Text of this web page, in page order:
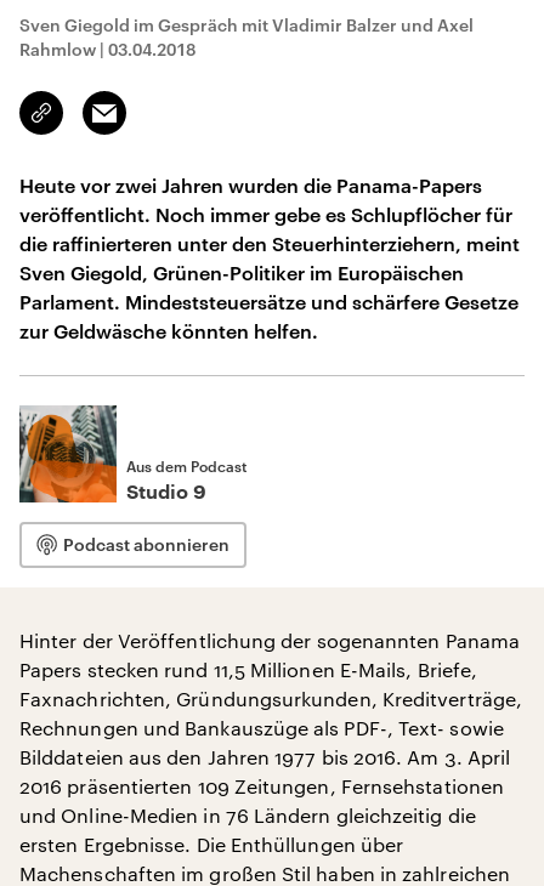
Sven Giegold im Gespräch mit Vladimir Balzer und Axel
Rahmlow | 03.04.2018
Link
kopieren/teilen
Email
Heute vor zwei Jahren wurden die Panama-Papers
veröffentlicht. Noch immer gebe es Schlupflöcher für
die raffinierteren unter den Steuerhinterziehern, meint
Sven Giegold, Grünen-Politiker im Europäischen
Parlament. Mindeststeuersätze und schärfere Gesetze
zur Geldwäsche könnten helfen.
Aus dem Podcast
Studio 9
Podcast abonnieren
Hinter der Veröffentlichung der sogenannten Panama
Papers stecken rund 11,5 Millionen E-Mails, Briefe,
Faxnachrichten, Gründungsurkunden, Kreditverträge,
Rechnungen und Bankauszüge als PDF-, Text- sowie
Bilddateien aus den Jahren 1977 bis 2016. Am 3. April
2016 präsentierten 109 Zeitungen, Fernsehstationen
und Online-Medien in 76 Ländern gleichzeitig die
ersten Ergebnisse. Die Enthüllungen über
Machenschaften im großen Stil haben in zahlreichen